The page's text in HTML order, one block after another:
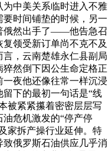
中美关系临时进入不雅
时间铺垫的时候，另一
俄然出手了——他告急召
领受新订单尚不克不及
，云南楚雄永仁县副局
然倒下因公生命定格正
夜他还像往常一样沉浸
下的最初一句话是“线
被紧紧攥着密密层层写
危机激发的“停产停
家拆产操行业延伸。特
俄罗斯石油供应几乎消